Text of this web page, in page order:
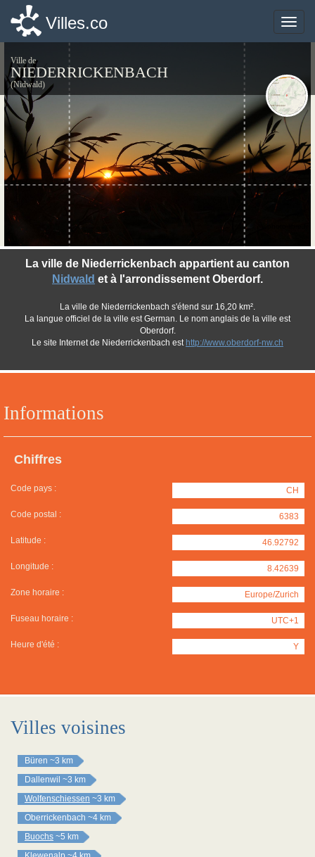
Toggle
Villes.co
Ville de
NIEDERRICKENBACH
(Nidwald)
Informations
Chiffres
Code pays : CH
Code postal : 6383
Latitude : 46.92792
Longitude : 8.42639
Zone horaire : Europe/Zurich
Fuseau horaire : UTC+1
Heure d'été : Y
La ville de Niederrickenbach appartient au canton
Nidwald et à l'arrondissement Oberdorf.
La ville de Niederrickenbach s'étend sur 16,20 km².
La langue officiel de la ville est German. Le nom anglais de la ville est
Oberdorf.
Le site Internet de Niederrickenbach est http://www.oberdorf-nw.ch
Villes voisines
Büren ~3 km
Dallenwil ~3 km
Wolfenschiessen ~3 km
Oberrickenbach ~4 km
Buochs ~5 km
Toggle
Villes.co